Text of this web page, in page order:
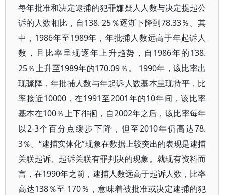
每年批准和决定逮捕的犯罪嫌疑人人数与决定提起公
诉的人数相比，自138. 25％逐渐下降到78.33％。其
中，1986年至1989年，年批捕人数远高于年起诉人
数，且比率呈现逐年上升趋势，自1986年的138.
25％上升至1989年的170.09％。 1990年，该比率出
现骤降，年批捕人数与年起诉人数基本呈现持平，比
率接近10000，在1991至2001年的10年间，该比率
基本在100％上下徘徊，自2002年之后，该比率每年
以2-3个百分点缓步下降，但至2010年仍高达78.
3％。“逮捕实体化”现象在数据上较突出的表现是逮捕
关联起诉、起诉关联有罪判决的现象。就现有资料而
言，在1990年之前，逮捕人数远高于起诉人数，比率
高达138％至 170％，意味着被批准或决定逮捕的犯